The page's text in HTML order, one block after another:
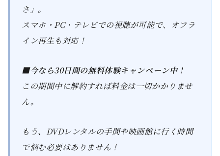
さ」。
スマホ・PC・テレビでの視聴が可能で、オフラ
イン再生も対応！
■今なら30日間の無料体験キャンペーン中！
この期間中に解約すれば料金は一切かかりませ
ん。
もう、DVDレンタルの手間や映画館に行く時間
で悩む必要はありません！